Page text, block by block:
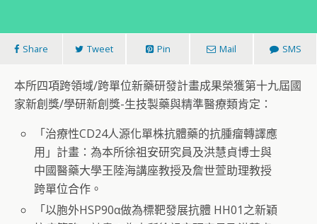
Share Tweet Pin Mail SMS
本所四項跨領域/跨單位新藥研發計畫成果榮獲第十九屆國
家新創獎/學研新創獎-生技製藥與精準醫療類肯定：
「治療性CD24人源化單株抗體藥的抗腫瘤轉譯應
用」計畫：為本所徐祖安研究員及洪慧貞博士與
中國醫藥大學王陸海講座教授及詹世萱助理教授
跨單位合作。
「以胞外HSP90α做為標靶發展抗體 HH01之新穎